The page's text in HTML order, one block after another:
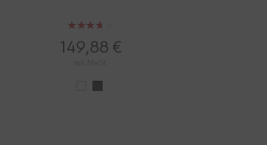
Bewertung:
73%
149,88 €